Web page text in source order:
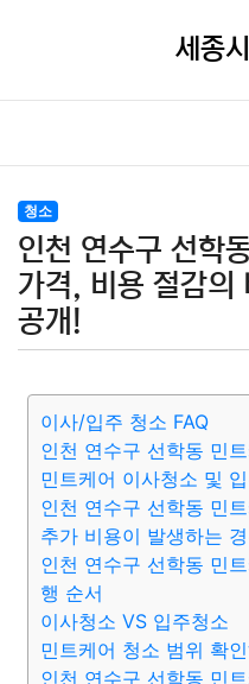
세종
청소
인천 연수구 선학
가격, 비용 절감의
공개!
이사/입주 청소 FAQ
인천 연수구 선학동 민
민트케어 이사청소 및
인천 연수구 선학동 민
추가 비용이 발생하는
인천 연수구 선학동 민
행 순서
이사청소 VS 입주청소
민트케어 청소 범위 확
인천 연수구 선학동 민